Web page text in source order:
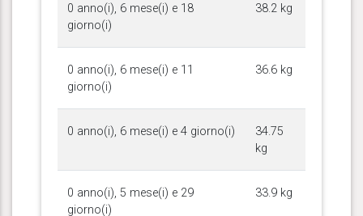
0 anno(i), 6 mese(i) e 18
giorno(i)
38.2 kg
0 anno(i), 6 mese(i) e 11
giorno(i)
36.6 kg
0 anno(i), 6 mese(i) e 4 giorno(i)
34.75
kg
0 anno(i), 5 mese(i) e 29
giorno(i)
33.9 kg